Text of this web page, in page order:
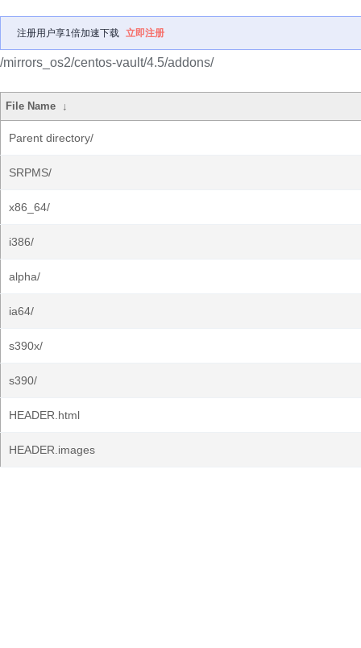
注册用户享1倍加速下载 立即注册
/mirrors_os2/centos-vault/4.5/addons/
File Name ↓
Parent directory/
SRPMS/
x86_64/
i386/
alpha/
ia64/
s390x/
s390/
HEADER.html
HEADER.images